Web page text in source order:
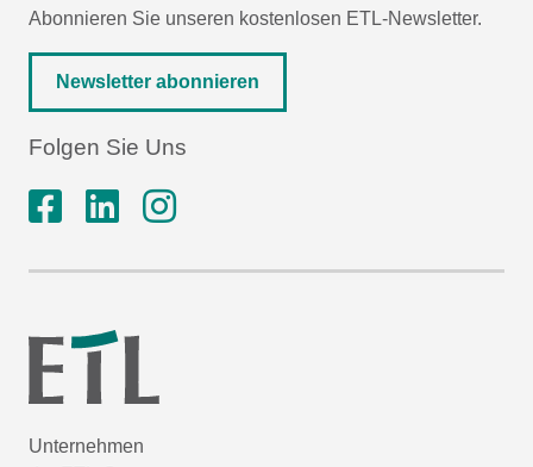
Abonnieren Sie unseren kostenlosen ETL-Newsletter.
Newsletter abonnieren
Folgen Sie Uns
Unternehmen